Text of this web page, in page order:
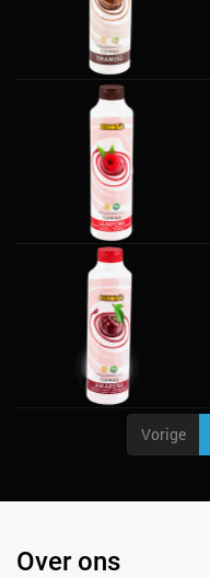
Vorige
Over ons